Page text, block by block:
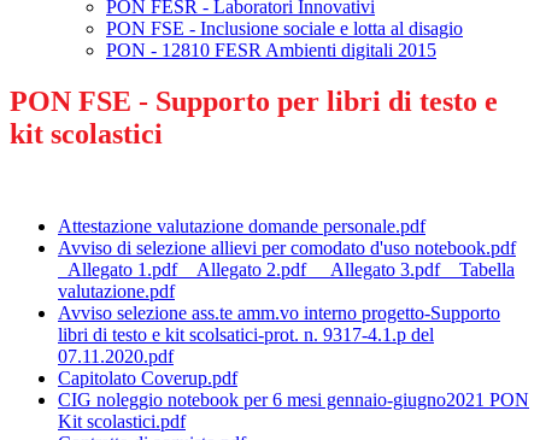
PON FESR - Laboratori Innovativi
PON FSE - Inclusione sociale e lotta al disagio
PON - 12810 FESR Ambienti digitali 2015
PON FSE - Supporto per libri di testo e
kit scolastici
Attestazione valutazione domande personale.pdf
Avviso di selezione allievi per comodato d'uso notebook.pdf
Allegato 1.pdf Allegato 2.pdf Allegato 3.pdf Tabella
valutazione.pdf
Avviso selezione ass.te amm.vo interno progetto-Supporto
libri di testo e kit scolsatici-prot. n. 9317-4.1.p del
07.11.2020.pdf
Capitolato Coverup.pdf
CIG noleggio notebook per 6 mesi gennaio-giugno2021 PON
Kit scolastici.pdf